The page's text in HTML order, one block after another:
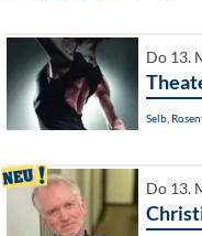
Do 13.
Selb,
Do 13.